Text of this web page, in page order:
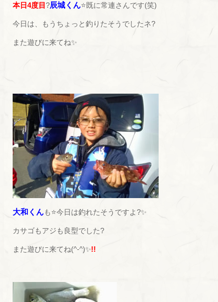
本日4度目?辰城くん⭐既に常連さんです(笑)
今日は、もうちょっと釣りたそうでしたネ?
また遊びに来てね✨
大和くんも⭐今日は釣れたそうですよ?✨
カサゴもアジも良型でした?
また遊びに来てね(^-^)✨!!